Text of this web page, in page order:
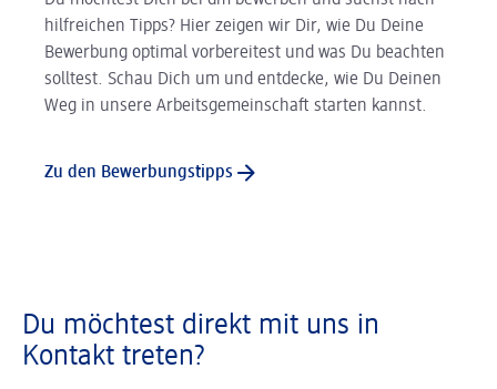
hilfreichen Tipps? Hier zeigen wir Dir, wie Du Deine
Bewerbung optimal vorbereitest und was Du beachten
solltest. Schau Dich um und entdecke, wie Du Deinen
Weg in unsere Arbeitsgemeinschaft starten kannst.
Zu den Bewerbungstipps
Du möchtest direkt mit uns in
Kontakt treten?